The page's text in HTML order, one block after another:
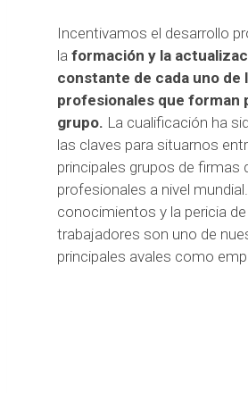
Incentivamos el desarrollo
la formación y la
constante de cada uno de
profesionales que forman
grupo. La cualificación ha
las claves para situarnos
principales grupos de firmas
profesionales a nivel
conocimientos y la pericia
trabajadores son uno de
principales avales como